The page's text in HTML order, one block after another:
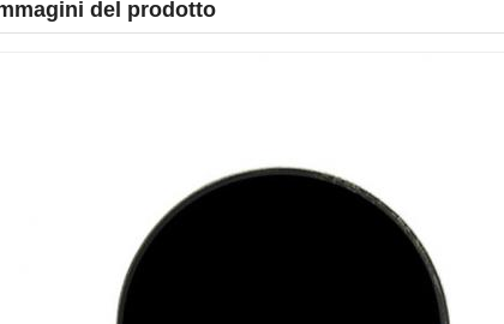
del prodotto